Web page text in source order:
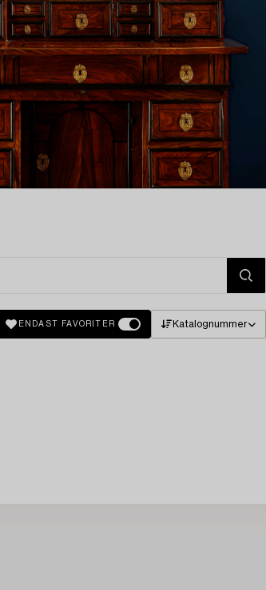
ENDAST FAVORITER Katalognummer